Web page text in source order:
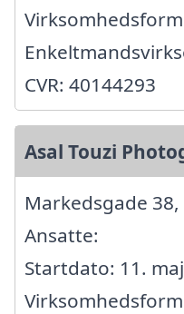
CVR: 40144293
Asal Touzi
Markedsgade 38,
Ansatte:
Startdato: 11.